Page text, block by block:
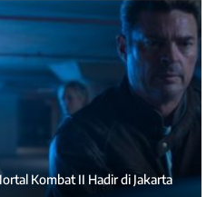
Kombat II Hadir di Jakarta